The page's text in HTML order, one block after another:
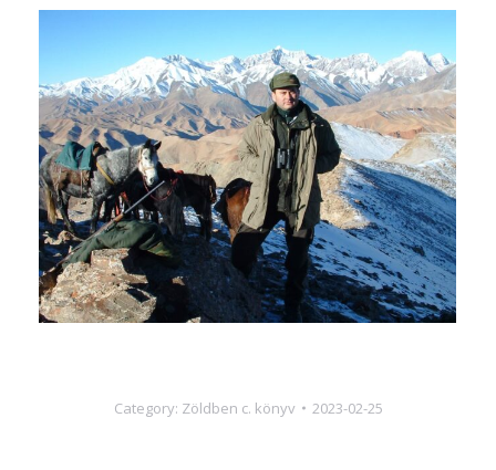
Category: Zöldben c. könyv 2023-02-25